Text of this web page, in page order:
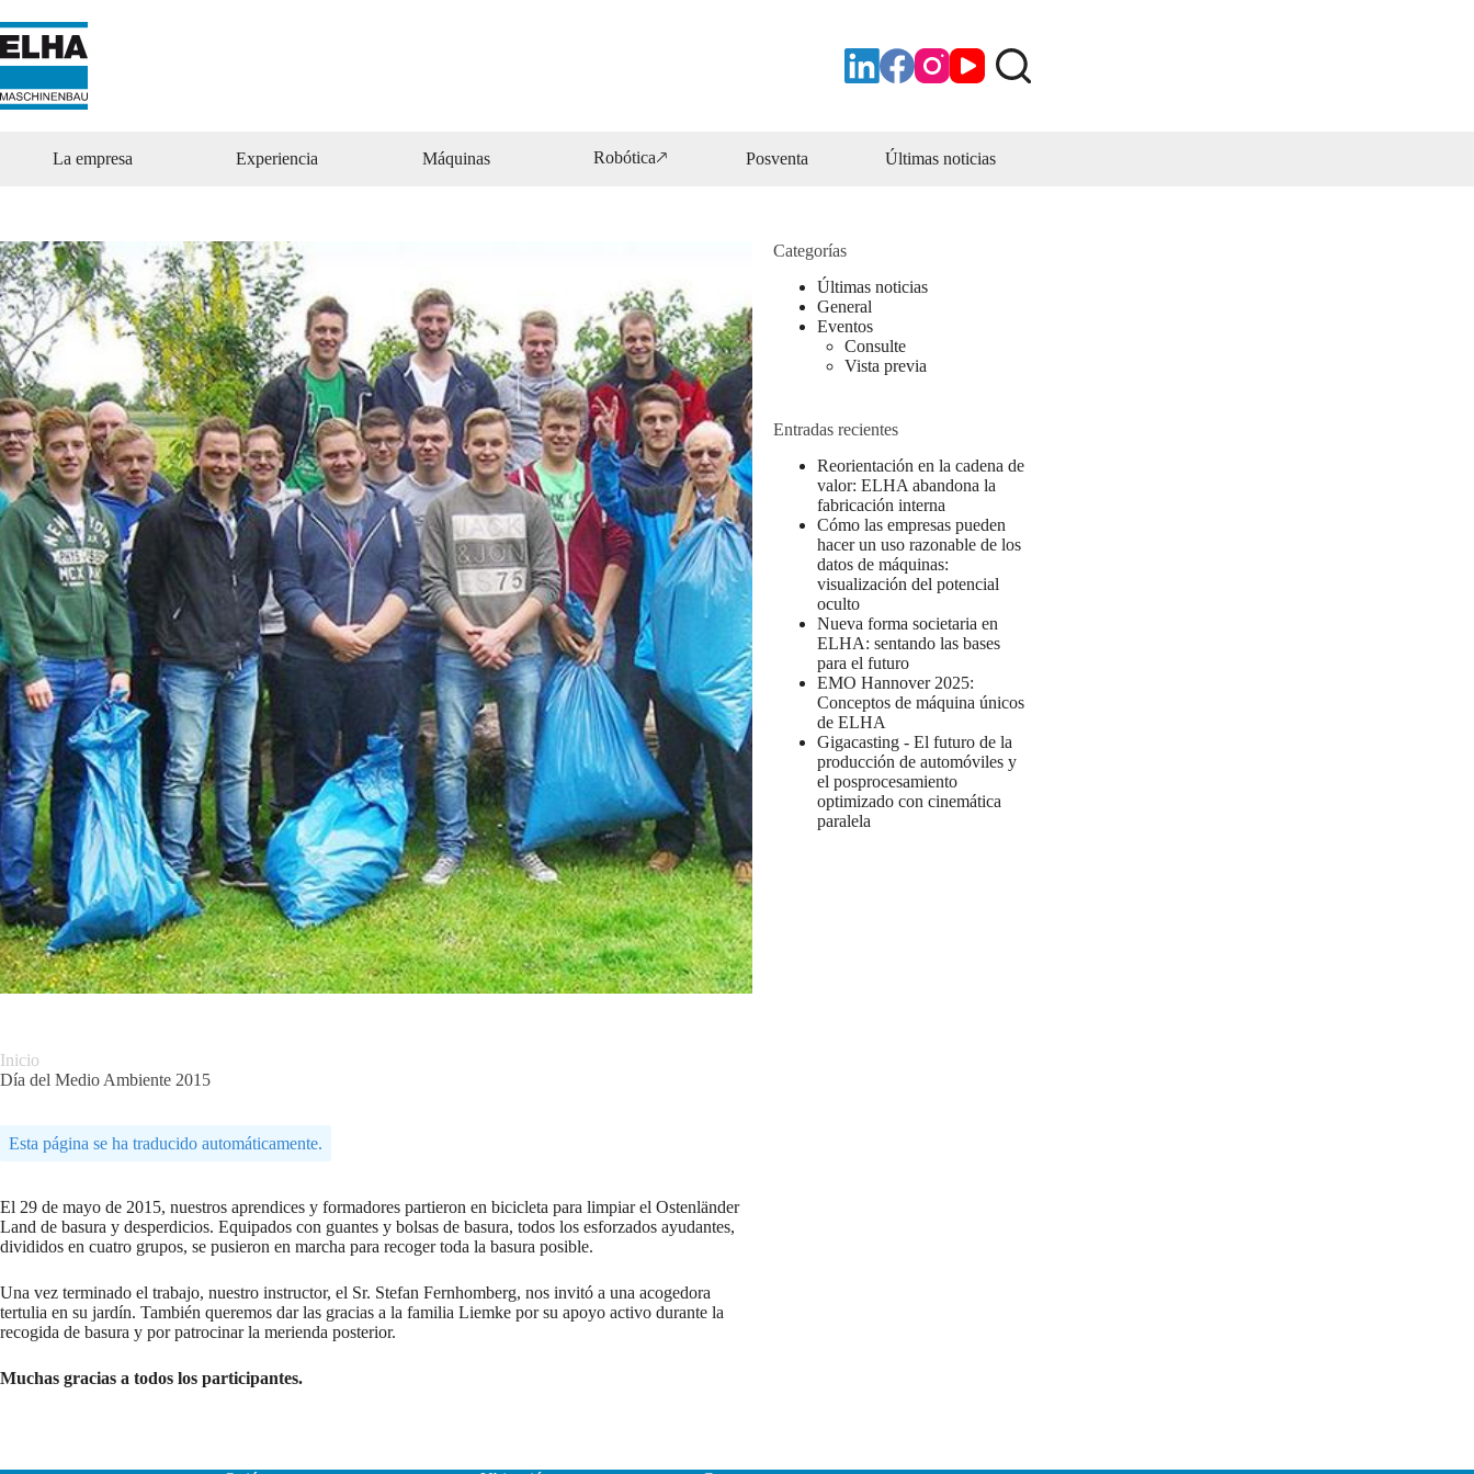
al
contenido
La empresa Experiencia Máquinas Robótica🡕 Posventa Últimas noticias
Inicio
Día del Medio Ambiente 2015
Esta página se ha traducido automáticamente.
El 29 de mayo de 2015, nuestros aprendices y formadores partieron en bicicleta para limpiar el Ostenländer
Land de basura y desperdicios. Equipados con guantes y bolsas de basura, todos los esforzados ayudantes,
divididos en cuatro grupos, se pusieron en marcha para recoger toda la basura posible.
Una vez terminado el trabajo, nuestro instructor, el Sr. Stefan Fernhomberg, nos invitó a una acogedora
tertulia en su jardín. También queremos dar las gracias a la familia Liemke por su apoyo activo durante la
recogida de basura y por patrocinar la merienda posterior.
Muchas gracias a todos los participantes.
Categorías
Últimas noticias
General
Eventos
Consulte
Vista previa
Entradas recientes
Reorientación en la cadena de
valor: ELHA abandona la
fabricación interna
Cómo las empresas pueden
hacer un uso razonable de los
datos de máquinas:
visualización del potencial
oculto
Nueva forma societaria en
ELHA: sentando las bases
para el futuro
EMO Hannover 2025:
Conceptos de máquina únicos
de ELHA
Gigacasting - El futuro de la
producción de automóviles y
el posprocesamiento
optimizado con cinemática
paralela